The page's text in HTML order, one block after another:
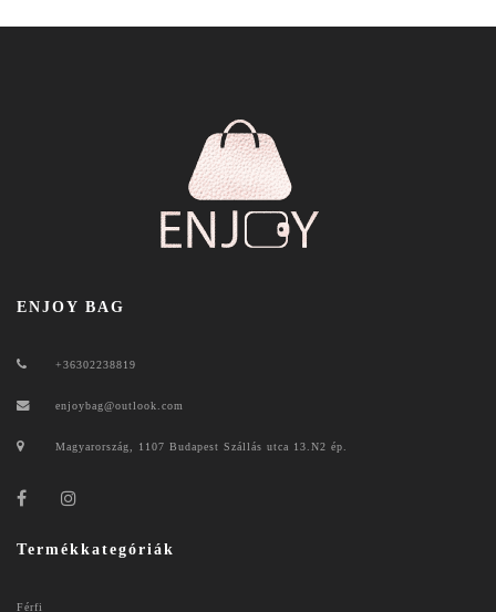
ENJOY BAG
+36302238819
enjoybag@outlook.com
Magyarország, 1107 Budapest Szállás utca 13.N2 ép.
Termékkategóriák
Férfi